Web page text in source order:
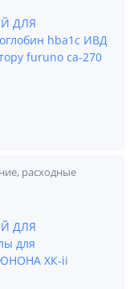
ДЛЯ
hba1c ИВД
furuno ca-270
расходные
ДЛЯ
для
ЮНОНА ХК-ii